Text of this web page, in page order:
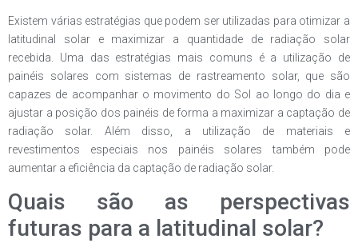
Existem várias estratégias que podem ser utilizadas para otimizar a
latitudinal solar e maximizar a quantidade de radiação solar
recebida. Uma das estratégias mais comuns é a utilização de
painéis solares com sistemas de rastreamento solar, que são
capazes de acompanhar o movimento do Sol ao longo do dia e
ajustar a posição dos painéis de forma a maximizar a captação de
radiação solar. Além disso, a utilização de materiais e
revestimentos especiais nos painéis solares também pode
aumentar a eficiência da captação de radiação solar.
Quais são as perspectivas
futuras para a latitudinal solar?